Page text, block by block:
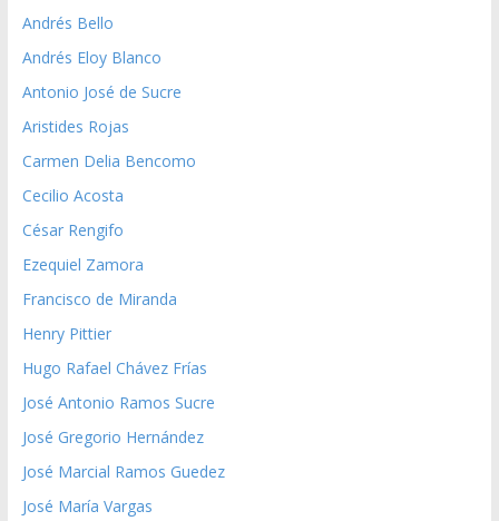
Andrés Bello
Andrés Eloy Blanco
Antonio José de Sucre
Aristides Rojas
Carmen Delia Bencomo
Cecilio Acosta
César Rengifo
Ezequiel Zamora
Francisco de Miranda
Henry Pittier
Hugo Rafael Chávez Frías
José Antonio Ramos Sucre
José Gregorio Hernández
José Marcial Ramos Guedez
José María Vargas